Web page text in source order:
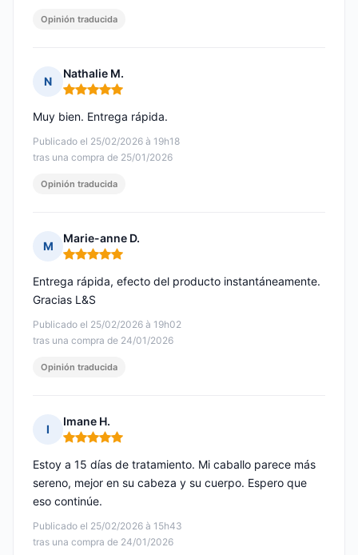
Opinión traducida
N
Nathalie M.
Nota: 5 de 5
Publicado el 25/02/2026 à 19h18
tras una compra de 25/01/2026
Muy bien. Entrega rápida.
Opinión traducida
M
Marie-anne D.
Nota: 5 de 5
Publicado el 25/02/2026 à 19h02
tras una compra de 24/01/2026
Entrega rápida, efecto del producto instantáneamente.
Gracias L&S
Opinión traducida
I
Imane H.
Nota: 5 de 5
Publicado el 25/02/2026 à 15h43
tras una compra de 24/01/2026
Estoy a 15 días de tratamiento. Mi caballo parece más
sereno, mejor en su cabeza y su cuerpo. Espero que
eso continúe.